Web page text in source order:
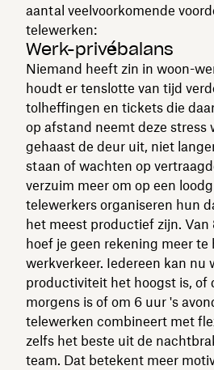
aantal veelvoorkomende
telewerken:
Werk-privébalans
Niemand heeft zin in woon-
houdt er tenslotte van tijd
tolheffingen en tickets die
op afstand neemt deze stress
gehaast de deur uit, niet
staan of wachten op
verzuim meer om op een
telewerkers organiseren hun
het meest productief zijn.
hoef je geen rekening meer
werkverkeer. Iedereen kan nu
productiviteit het hoogst is, of
morgens is of om 6 uur 's
telewerken combineert met
zelfs het beste uit de
team. Dat betekent meer